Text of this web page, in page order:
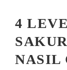
4
NASIL